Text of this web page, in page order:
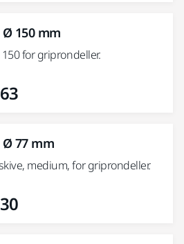
150 mm
for griprondeller.
77 mm
medium, for griprondeller.